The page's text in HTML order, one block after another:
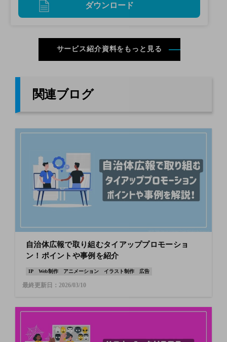
ダウンロード
サービス紹介資料をもっと見る
関連ブログ
自治体広報で取り組むタイアッププロモーショ
ン！ポイントや事例を紹介
IP Web制作 アニメーション イラスト制作 広告
最終更新日：2026/03/10